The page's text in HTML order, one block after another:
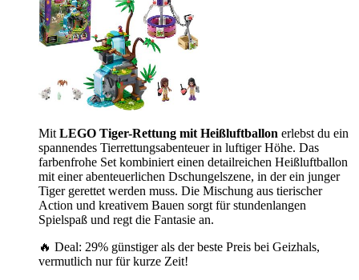
Mit LEGO Tiger-Rettung mit Heißluftballon erlebst du ein
spannendes Tierrettungsabenteuer in luftiger Höhe. Das
farbenfrohe Set kombiniert einen detailreichen Heißluftballon
mit einer abenteuerlichen Dschungelszene, in der ein junger
Tiger gerettet werden muss. Die Mischung aus tierischer
Action und kreativem Bauen sorgt für stundenlangen
Spielspaß und regt die Fantasie an.
🔥 Deal: 29% günstiger als der beste Preis bei Geizhals,
vermutlich nur für kurze Zeit!